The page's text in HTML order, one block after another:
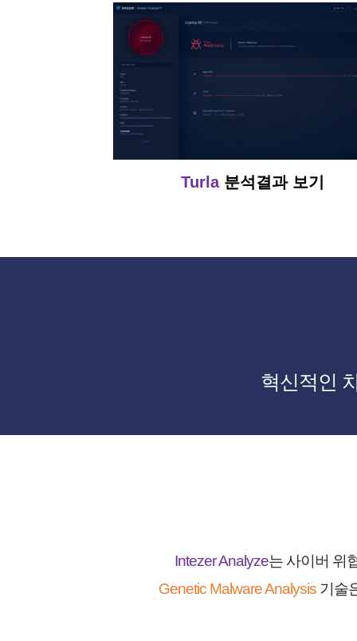
Turla분석결과 보기
혁신적인
Intezer Analyze는 사이버 위
Genetic Malware Analysis 기술